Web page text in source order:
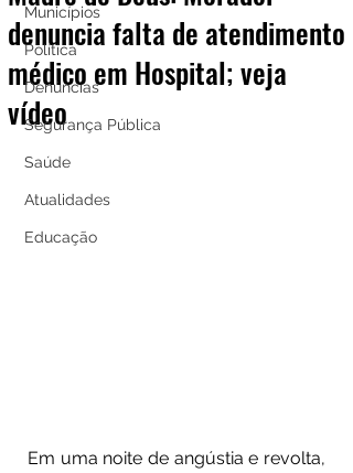
Municípios
Política
Denúncias
Segurança Pública
Saúde
Atualidades
Educação
denuncia falta de atendimento
médico em Hospital; veja
vídeo
Em uma noite de angústia e revolta,